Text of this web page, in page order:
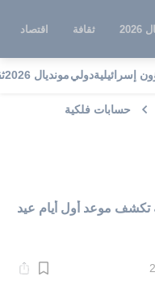
ثقافة اقتصاد
إسرائيليةدوليمونديال 2026
حسابات فلكية
تكشف موعد أول أيام عيد